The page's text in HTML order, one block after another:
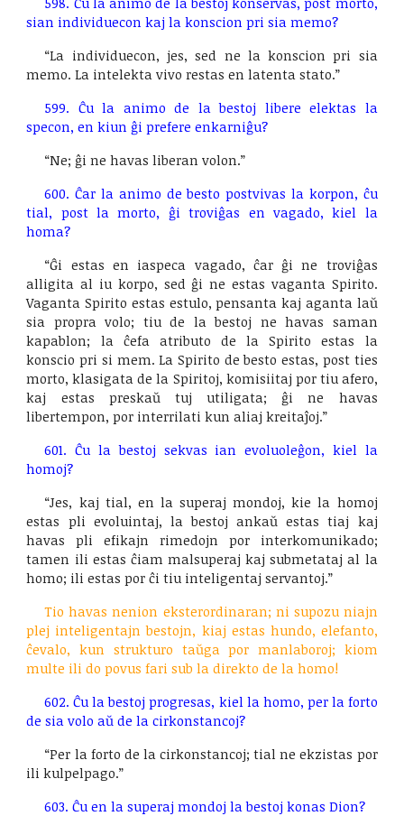
sian individuecon kaj la konscion pri sia memo?
“La individuecon, jes, sed ne la konscion pri sia
memo. La intelekta vivo restas en latenta stato.”
599. Ĉu la animo de la bestoj libere elektas la
specon, en kiun ĝi prefere enkarniĝu?
“Ne; ĝi ne havas liberan volon.”
600. Ĉar la animo de besto postvivas la korpon, ĉu
tial, post la morto, ĝi troviĝas en vagado, kiel la
homa?
“Ĝi estas en iaspeca vagado, ĉar ĝi ne troviĝas
alligita al iu korpo, sed ĝi ne estas vaganta Spirito.
Vaganta Spirito estas estulo, pensanta kaj aganta laŭ
sia propra volo; tiu de la bestoj ne havas saman
kapablon; la ĉefa atributo de la Spirito estas la
konscio pri si mem. La Spirito de besto estas, post ties
morto, klasigata de la Spiritoj, komisiitaj por tiu afero,
kaj estas preskaŭ tuj utiligata; ĝi ne havas
libertempon, por interrilati kun aliaj kreitaĵoj.”
601. Ĉu la bestoj sekvas ian evoluoleĝon, kiel la
homoj?
“Jes, kaj tial, en la superaj mondoj, kie la homoj
estas pli evoluintaj, la bestoj ankaŭ estas tiaj kaj
havas pli efikajn rimedojn por interkomunikado;
tamen ili estas ĉiam malsuperaj kaj submetataj al la
homo; ili estas por ĉi tiu inteligentaj servantoj.”
Tio havas nenion eksterordinaran; ni supozu niajn
plej inteligentajn bestojn, kiaj estas hundo, elefanto,
ĉevalo, kun strukturo taŭga por manlaboroj; kiom
multe ili do povus fari sub la direkto de la homo!
602. Ĉu la bestoj progresas, kiel la homo, per la forto
de sia volo aŭ de la cirkonstancoj?
“Per la forto de la cirkonstancoj; tial ne ekzistas por
ili kulpelpago.”
603. Ĉu en la superaj mondoj la bestoj konas Dion?